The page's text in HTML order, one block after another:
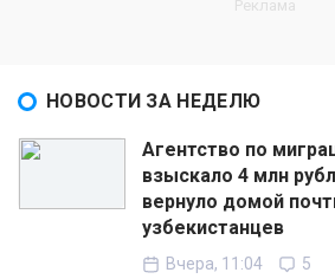
НОВОСТИ ЗА НЕДЕЛЮ
Агентство по
взыскало 4 млн
вернуло домой
узбекистанцев
Вчера, 11:04 5